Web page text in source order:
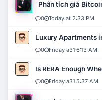
Phân tích giá
0 Today at 2:33 PM
Luxury Apartments
0 Friday a31 6:13 AM
Is RERA Enough
0 Friday a31 5:37 AM